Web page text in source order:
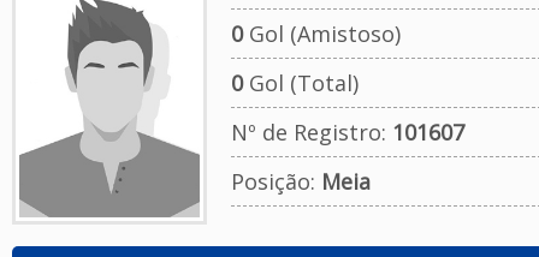
0Gol (Amistoso)
0Gol (Total)
Nº de Registro: 101607
Posição: Meia